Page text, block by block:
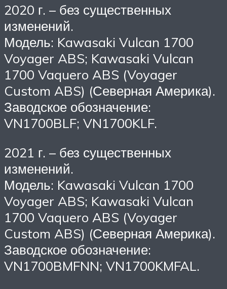
2020 г. – без существенных
изменений.
Модель: Kawasaki Vulcan 1700
Voyager ABS; Kawasaki Vulcan
1700 Vaquero ABS (Voyager
Custom ABS) (Северная Америка).
Заводское обозначение:
VN1700BLF; VN1700KLF.
2021 г. – без существенных
изменений.
Модель: Kawasaki Vulcan 1700
Voyager ABS; Kawasaki Vulcan
1700 Vaquero ABS (Voyager
Custom ABS) (Северная Америка).
Заводское обозначение:
VN1700BMFNN; VN1700KMFAL.